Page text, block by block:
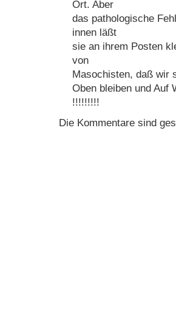
Ort. Aber
das pathologische
innen läßt
sie an ihrem Posten
von
Masochisten, daß wir
Oben bleiben und Auf
!!!!!!!!!
Die Kommentare sind